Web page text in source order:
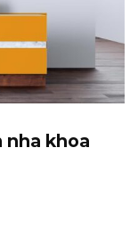
nha khoa